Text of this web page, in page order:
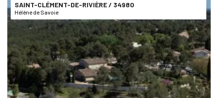
SAINT-CLÉMENT-DE-RIVIÈRE/ 34980
Hélène de Savoie